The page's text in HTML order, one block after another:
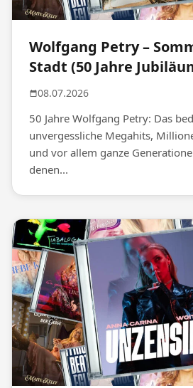
Wolfgang Petry –
Stadt (50 Jahre
08.07.2026
50 Jahre Wolfgang Petry: Das
unvergessliche Megahits,
und vor allem ganze
denen...